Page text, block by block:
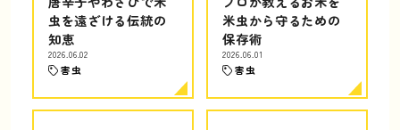
虫を遠ざける伝統の
知恵
2026.06.02
害虫
米虫から守るための
保存術
2026.06.01
害虫